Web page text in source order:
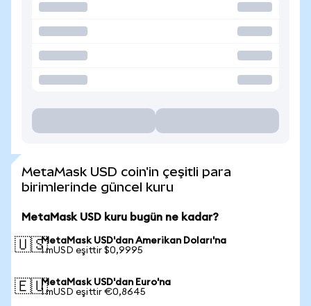
MetaMask USD coin'in çeşitli para
birimlerinde güncel kuru
MetaMask USD kuru bugün ne kadar?
🇺🇸MetaMask USD'dan Amerikan Doları'na
1 mUSD eşittir $0,9995
🇪🇺MetaMask USD'dan Euro'na
1 mUSD eşittir €0,8645